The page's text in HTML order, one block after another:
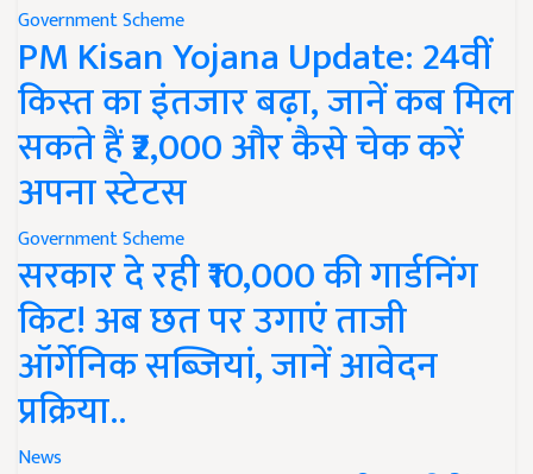
Government Scheme
PM Kisan Yojana Update: 24वीं
किस्त का इंतजार बढ़ा, जानें कब मिल
सकते हैं ₹2,000 और कैसे चेक करें
अपना स्टेटस
Government Scheme
सरकार दे रही ₹10,000 की गार्डनिंग
किट! अब छत पर उगाएं ताजी
ऑर्गेनिक सब्जियां, जानें आवेदन
प्रक्रिया..
News